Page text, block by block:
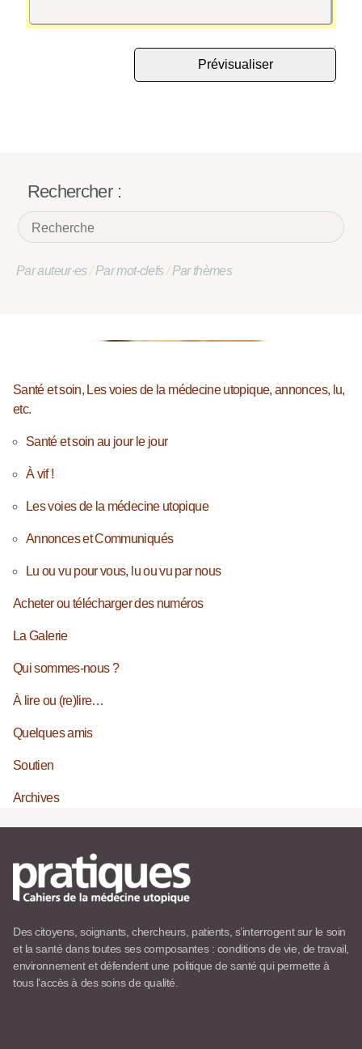
Rechercher :
Par auteur·es/Par mot-clefs/Par thèmes
Santé et soin, Les voies de la médecine utopique, annonces, lu,
etc.
Santé et soin au jour le jour
À vif !
Les voies de la médecine utopique
Annonces et Communiqués
Lu ou vu pour vous, lu ou vu par nous
Acheter ou télécharger des numéros
La Galerie
Qui sommes-nous ?
À lire ou (re)lire…
Quelques amis
Soutien
Archives
Des citoyens, soignants, chercheurs, patients, s’interrogent sur le soin
et la santé dans toutes ses composantes : conditions de vie, de travail,
environnement et défendent une politique de santé qui permette à
tous l’accès à des soins de qualité.